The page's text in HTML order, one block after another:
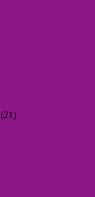
(21)